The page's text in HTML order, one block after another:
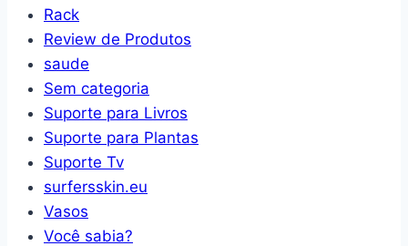
Rack
Review de Produtos
saude
Sem categoria
Suporte para Livros
Suporte para Plantas
Suporte Tv
surfersskin.eu
Vasos
Você sabia?